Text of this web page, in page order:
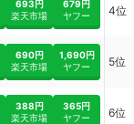
693円
楽天市場
679円
ヤフー
4位
690円
楽天市場
1,690円
ヤフー
5位
388円
楽天市場
365円
ヤフー
6位